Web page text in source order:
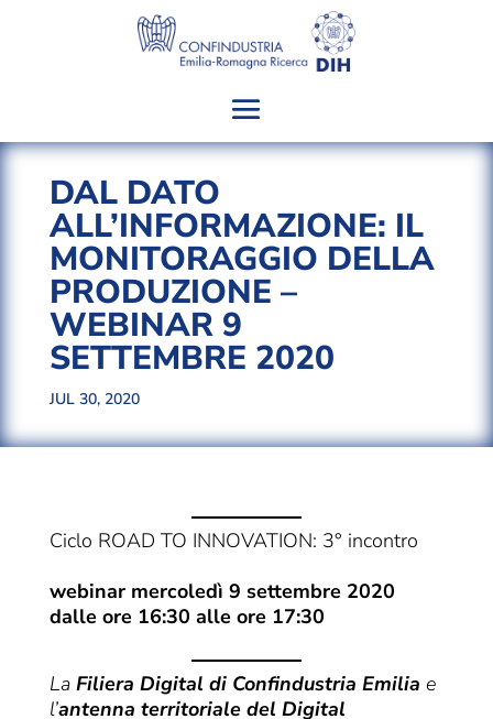
DAL DATO
ALL’INFORMAZIONE: IL
MONITORAGGIO DELLA
PRODUZIONE –
WEBINAR 9
SETTEMBRE 2020
JUL 30, 2020
Ciclo ROAD TO INNOVATION: 3° incontro
webinar mercoledì 9 settembre 2020
dalle ore 16:30 alle ore 17:30
La Filiera Digital di Confindustria Emilia e
l’antenna territoriale del Digital